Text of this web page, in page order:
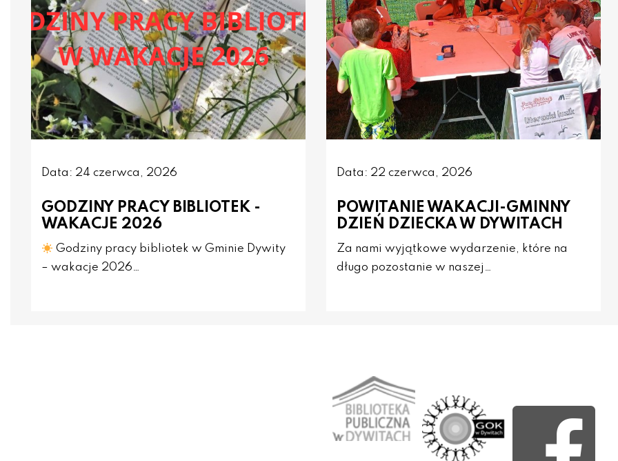
Data: 24 czerwca, 2026
GODZINY PRACY BIBLIOTEK -
WAKACJE 2026
Godziny pracy bibliotek w Gminie Dywity
– wakacje 2026…
Data: 22 czerwca, 2026
POWITANIE WAKACJI-GMINNY
DZIEŃ DZIECKA W DYWITACH
Za nami wyjątkowe wydarzenie, które na
długo pozostanie w naszej…